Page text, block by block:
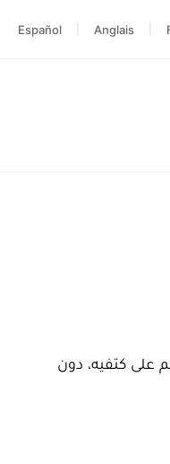
Anglais
Español
على كتفيه، دون